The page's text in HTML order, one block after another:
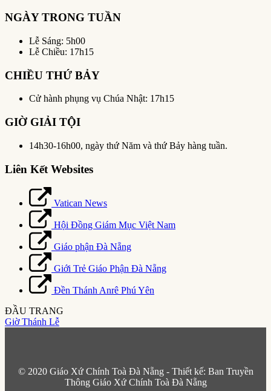
NGÀY TRONG TUẦN
Lễ Sáng: 5h00
Lễ Chiều: 17h15
CHIỀU THỨ BẢY
Cử hành phụng vụ Chúa Nhật: 17h15
GIỜ GIẢI TỘI
14h30-16h00, ngày thứ Năm và thứ Bảy hàng tuần.
Liên Kết Websites
Vatican News
Hội Đồng Giám Mục Việt Nam
Giáo phận Đà Nẵng
Giới Trẻ Giáo Phận Đà Nẵng
Đền Thánh Anrê Phú Yên
ĐẦU TRANG
Giờ Thánh Lễ
© 2020 Giáo Xứ Chính Toà Đà Nẵng - Thiết kế: Ban Truyền
Thông Giáo Xứ Chính Toà Đà Nẵng